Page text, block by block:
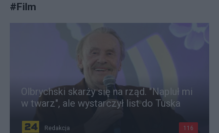
#Film
Olbrychski skarży się na rząd. "Napluł mi
w twarz", ale wystarczył list do Tuska
Redakcja 116